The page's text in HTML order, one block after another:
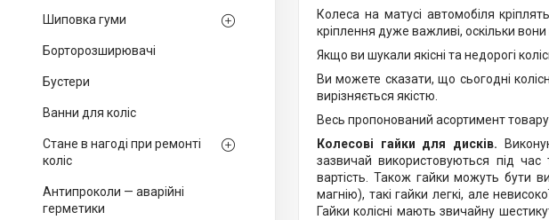
Шиповка гуми
Борторозширювачі
Бустери
Ванни для коліс
Стане в нагоді при ремонті
коліс
Антипроколи — аварійні
герметики
Колеса на матусі автомобіля
кріплення дуже важливі, оскільки
Якщо ви шукали якісні та недорогі
Ви можете сказати, що сьогодні
вирізняється якістю.
Весь пропонований асортимент
Колесові гайки для дисків.
зазвичай використовуються під
вартість. Також гайки можуть бути
магнію), такі гайки легкі, але
Гайки колісні мають звичайну